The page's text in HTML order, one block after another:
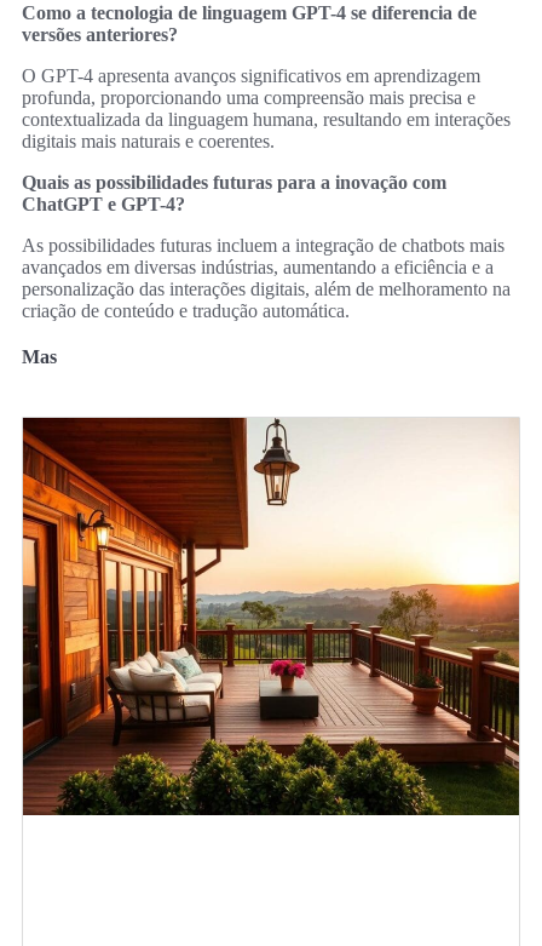
Como a tecnologia de linguagem GPT-4 se diferencia de
versões anteriores?
O GPT-4 apresenta avanços significativos em aprendizagem
profunda, proporcionando uma compreensão mais precisa e
contextualizada da linguagem humana, resultando em interações
digitais mais naturais e coerentes.
Quais as possibilidades futuras para a inovação com
ChatGPT e GPT-4?
As possibilidades futuras incluem a integração de chatbots mais
avançados em diversas indústrias, aumentando a eficiência e a
personalização das interações digitais, além de melhoramento na
criação de conteúdo e tradução automática.
Mas